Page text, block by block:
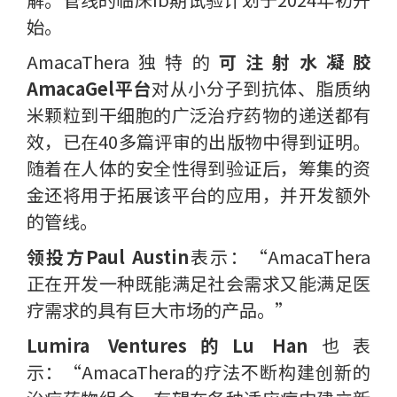
始。
AmacaThera独特的 可注射水凝胶
AmacaGel平台对从小分子到抗体、脂质纳
米颗粒到干细胞的广泛治疗药物的递送都有
效，已在40多篇评审的出版物中得到证明。
随着在人体的安全性得到验证后，筹集的资
金还将用于拓展该平台的应用，并开发额外
的管线。
领投方Paul Austin表示：“AmacaThera
正在开发一种既能满足社会需求又能满足医
疗需求的具有巨大市场的产品。”
Lumira Ventures的Lu Han 也表
示：“AmacaThera的疗法不断构建创新的